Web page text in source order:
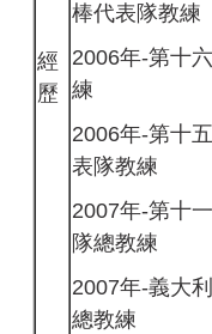
經
歷
棒代表隊教練
2006年-第十
練
2006年-第十
表隊教練
2007年-第十
隊總教練
2007年-義大
總教練